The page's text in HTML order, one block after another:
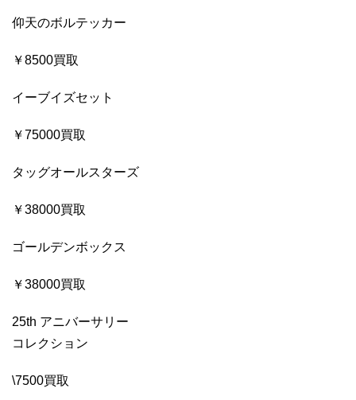
仰天のボルテッカー
￥8500買取
イーブイズセット
￥75000買取
タッグオールスターズ
￥38000買取
ゴールデンボックス
￥38000買取
25th アニバーサリー
コレクション
\7500買取